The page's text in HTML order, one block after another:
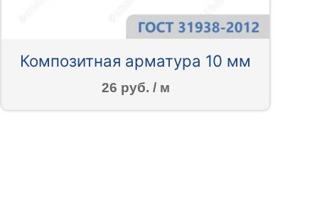
Композитная арматура 10 мм
26 руб. / м